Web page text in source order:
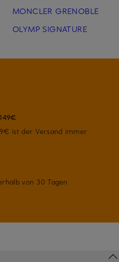
MONCLER GRENOBLE
OLYMP SIGNATURE
ist der Versand immer
von 30 Tagen